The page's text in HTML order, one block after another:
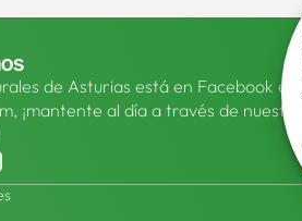
de Asturias está en Facebook e
¡mantente al día a través de nuestros